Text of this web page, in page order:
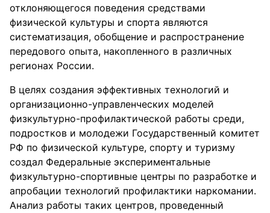
отклоняющегося поведения средствами
физической культуры и спорта являются
систематизация, обобщение и распространение
передового опыта, накопленного в различных
регионах России.
В целях создания эффективных технологий и
организационно-управленческих моделей
физкультурно-профилактической работы среди,
подростков и молодежи Государственный комитет
РФ по физической культуре, спорту и туризму
создал Федеральные экспериментальные
физкультурно-спортивные центры по разработке и
апробации технологий профилактики наркомании.
Анализ работы таких центров, проведенный